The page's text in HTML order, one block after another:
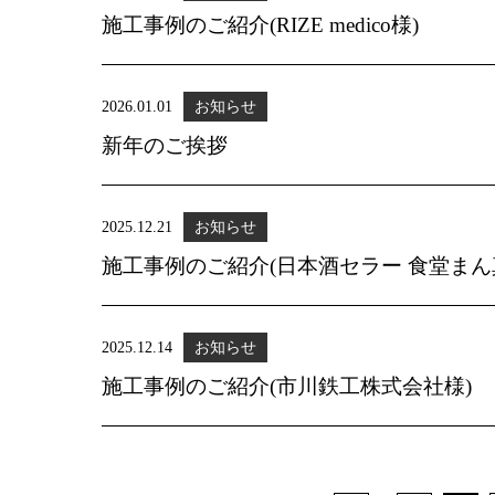
施工事例のご紹介(RIZE medico様)
2026.01.01 お知らせ
新年のご挨拶
2025.12.21 お知らせ
施工事例のご紹介(日本酒セラー 食堂ま
2025.12.14 お知らせ
施工事例のご紹介(市川鉄工株式会社様)